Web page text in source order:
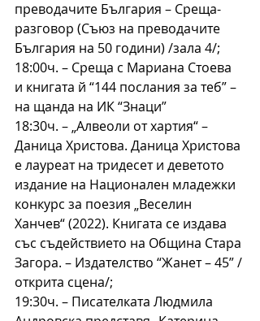
преводачите България – Среща-
разговор (Съюз на преводачите
България на 50 години) /зала 4/;
18:00ч. – Среща с Мариана Стоева
и книгата й “144 послания за теб” –
на щанда на ИК “Знаци”
18:30ч. – „Алвеоли от хартия“ –
Даница Христова. Даница Христова
е лауреат на тридесет и деветото
издание на Национален младежки
конкурс за поезия „Веселин
Ханчев“ (2022). Книгата се издава
със съдействието на Община Стара
Загора. – Издателство “Жанет – 45” /
открита сцена/;
19:30ч. – Писателката Людмила